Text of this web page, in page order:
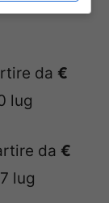
da €
lug
da €
lug